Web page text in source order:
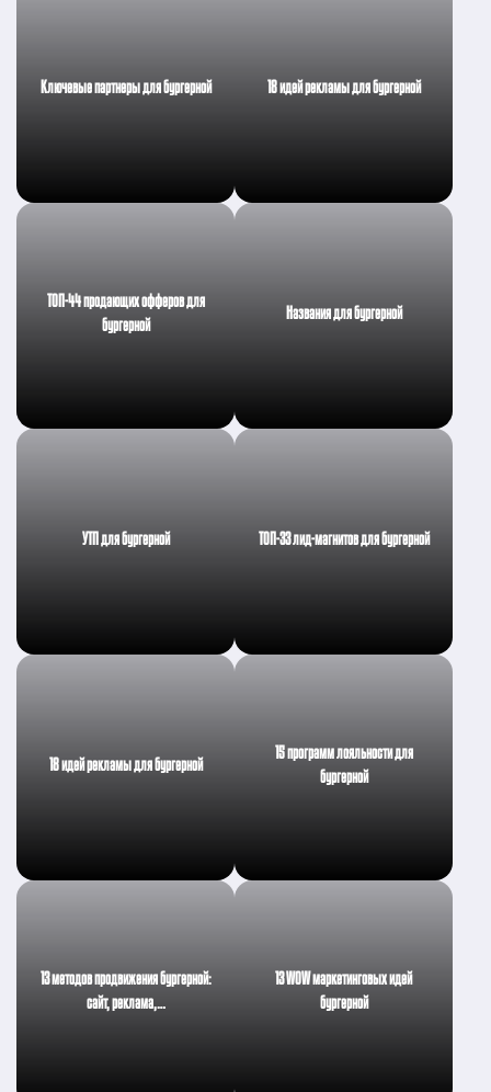
Ключевые партнеры для бургерной 18 идей рекламы для бургерной
ТОП-44 продающих офферов для
бургерной
Названия для бургерной
УТП для бургерной ТОП-33 лид-магнитов для бургерной
18 идей рекламы для бургерной
15 программ лояльности для
бургерной
13 методов продвижения бургерной:
сайт, реклама,…
13 WOW маркетинговых идей
бургерной